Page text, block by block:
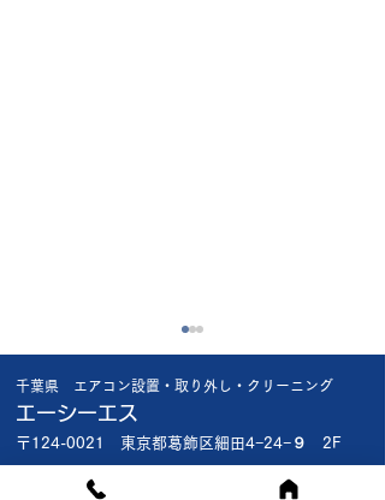
猛暑日に比べれば
楽ですが🥴 やっぱり暑い🥵
お盆が近いので緊急依頼が多
いです🤔🔧 出来る限り対応
千葉県 エアコン設置・取り外し・クリーニング
エーシーエス
〒124-0021 東京都葛飾区細田4−24−９ 2F